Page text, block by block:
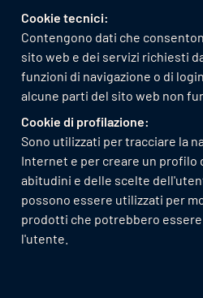
Cookie tecnici:
Contengono dati che
sito web e dei servizi richiesti
funzioni di navigazione o di
alcune parti del sito web non
Cookie di profilazione:
Sono utilizzati per tracciare la
Internet e per creare un profilo
abitudini e delle scelte
possono essere utilizzati per
prodotti che potrebbero
l'utente.